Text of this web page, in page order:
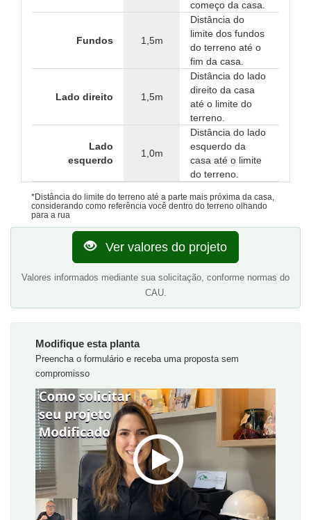
começo da casa.
Fundos 1,5m
Distância do
limite dos fundos
do terreno até o
fim da casa.
Lado direito 1,5m
Distância do lado
direito da casa
até o limite do
terreno.
Lado
esquerdo
1,0m
Distância do lado
esquerdo da
casa até o limite
do terreno.
*Distância do limite do terreno até a parte mais próxima da casa,
considerando como referência você dentro do terreno olhando
para a rua
Ver valores do projeto
Valores informados mediante sua solicitação, conforme normas do
CAU.
Modifique esta planta
Preencha o formulário e receba uma proposta sem
compromisso